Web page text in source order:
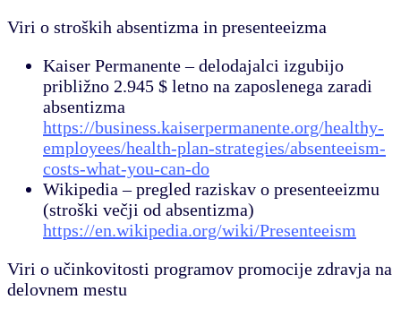
Viri o stroških absentizma in presenteeizma
Kaiser Permanente – delodajalci izgubijo
približno 2.945 $ letno na zaposlenega zaradi
absentizma
https://business.kaiserpermanente.org/healthy-
employees/health-plan-strategies/absenteeism-
costs-what-you-can-do
Wikipedia – pregled raziskav o presenteeizmu
(stroški večji od absentizma)
https://en.wikipedia.org/wiki/Presenteeism
Viri o učinkovitosti programov promocije zdravja na
delovnem mestu